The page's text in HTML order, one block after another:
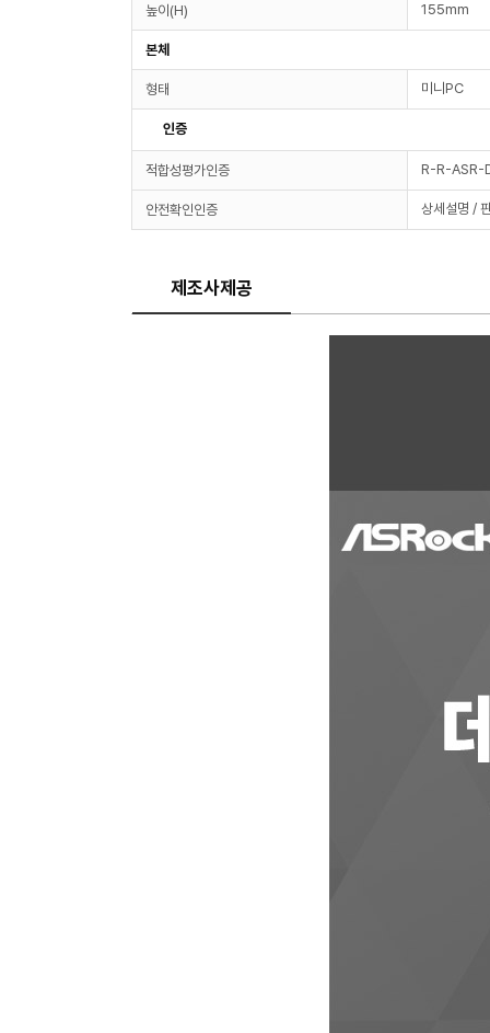
높이(H) 155mm
본체
형태 미니PC
인증
적합성평가인증 R-R-ASR-
안전확인인증 상세설명 /
제조사제공